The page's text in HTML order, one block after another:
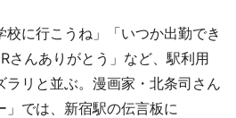
に行こうね」「いつか出勤でき
さんありがとう」など、駅利用
ラリと並ぶ。漫画家・北条司さん
では、新宿駅の伝言板に